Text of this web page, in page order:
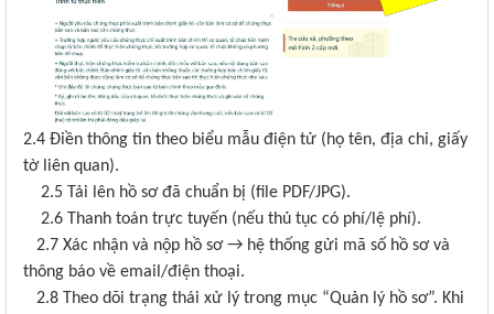
2.4 Điền thông tin theo biểu mẫu điện tử (họ tên, địa chỉ, giấy
tờ liên quan).
2.5 Tải lên hồ sơ đã chuẩn bị (file PDF/JPG).
2.6 Thanh toán trực tuyến (nếu thủ tục có phí/lệ phí).
2.7 Xác nhận và nộp hồ sơ → hệ thống gửi mã số hồ sơ và
thông báo về email/điện thoại.
2.8 Theo dõi trạng thái xử lý trong mục “Quản lý hồ sơ”. Khi